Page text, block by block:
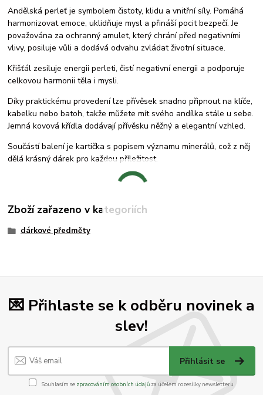
Andělská perleť je symbolem čistoty, klidu a vnitřní síly. Pomáhá
harmonizovat emoce, uklidňuje mysl a přináší pocit bezpečí. Je
považována za ochranný amulet, který chrání před negativními
vlivy, posiluje vůli a dodává odvahu zvládat životní situace.
Křišťál zesiluje energii perleti, čistí negativní energii a podporuje
celkovou harmonii těla i mysli.
Díky praktickému provedení lze přívěsek snadno připnout na klíče,
kabelku nebo batoh, takže můžete mít svého andílka stále u sebe.
Jemná kovová křídla dodávají přívěsku něžný a elegantní vzhled.
Součástí balení je kartička s popisem významu minerálů, což z něj
dělá krásný dárek pro každou příležitost.
Zboží zařazeno v kategoriích
dárkové předměty
💌 Přihlaste se k odběru novinek a
slev!
Přihlásit se
Souhlasím se zpracováním osobních údajůza účelem rozesílky newsletteru.